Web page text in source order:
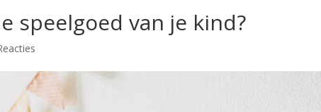
speelgoed van je kind?